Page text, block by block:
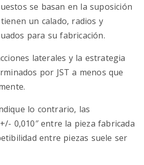
se basan en la suposición
un calado, radios y
para su fabricación.
laterales y la estrategia
por JST a menos que
lo contrario, las
0,010″ entre la pieza fabricada
entre piezas suele ser